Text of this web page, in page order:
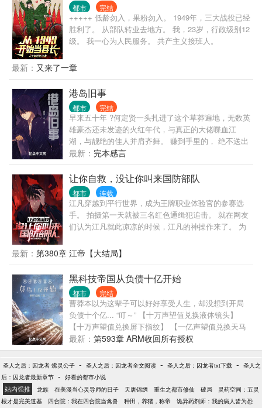
都市 完结
+++++ 低龄勿入，果粉勿入。 1949年，三大战役已经
胜利了。 从部队转业去地方。 我，23岁，行政级别12
级。 我一心为人民服务。 共产主义接班人。
最新： 又来了一章
港岛旧事
都市 完结
早来五十年 ?何定贤一头扎进了这个草莽遍地，无数英
雄豪杰还未发迹的火红年代，与真正的大佬喋血江
湖，与靓绝的佳人并肩齐舞。 赚到手里的， 绝不送出
去！
最新： 完本感言
让你自救，没让你叫来国防部队
都市 连载
江凡穿越到平行世界，成为王牌职业体验官的参赛选
手。 拍摄第一天就被三名红色通缉犯追击。 就在网友
们认为江凡就此凉凉的时候，江凡的神操作来了。 为
如果我被绑架，为了引起部队关注我把国防光缆弄
断，算不算紧急避险？ 网友:好家伙，报警警察来需要
二十分钟，挖断国防电缆军队过来只需要两分钟，不
过最后劫匪都出来重新做人了，你还在里边蹲着！ 通
缉犯:喂，110吗，我实名举报有人破坏国防设备……
媒体:蒙面热心市民将破坏国防设施的敌特分子扭送公
安机关 …… 就在众人以为江凡的神操作到此结束时，
谁料这仅仅是一个新的开始。 博物馆当保安，遇见歹
徒，你直接砸碎玻璃掏出越王勾践剑与歹徒击剑？ 家
政公司洗地毯，没想到洗出各种奇葩的东西，你把客
户全部送进去？ 汽车修理店当学徒，你改装拖拉机去
秋名山飙车，秒杀一众豪华跑车？ 众网友:本以为开局
是巅峰，没想到小丑竟是我自己
最新： 第380章 江帝【大结局】
黑科技帝国从负债十亿开始
都市 完结
曹莽本以为这辈子可以好好享受人生，却没想到开局
负债十个亿... “叮～” 【十万声望值兑换液体镜头】
【十万声望值兑换屏下指纹】 【一亿声望值兑换天马
座系统】
最新： 第593章 ARM收回所有授权
圣人之后：囚龙者 炥灵公子 - 圣人之后：囚龙者全文阅读 - 圣人之后：囚龙者txt下载 - 圣人之
后：囚龙者最新章节 - 好看的都市小说
站内强推 龙族 在美漫当心灵导师的日子 天唐锦绣 重生之都市修仙 破局
灵药空间：五灵
根才是完美道基
四合院：我在四合院当禽兽 种田，养猪，称帝
诡异药剂师：我的病人皆为恐